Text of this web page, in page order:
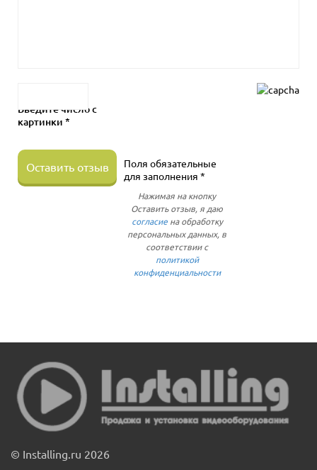
Введите число с
картинки *
Оставить отзыв
Поля обязательные
для заполнения *
Нажимая на кнопку
Оставить отзыв, я даю
согласиена обработку
персональных данных, в
соответствии с
политикой
конфиденциальности
© Installing.ru 2026